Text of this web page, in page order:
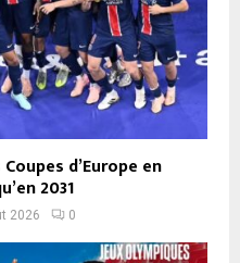
d’Europe en
2031
2026 0